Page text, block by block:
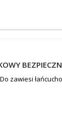
zawiesi